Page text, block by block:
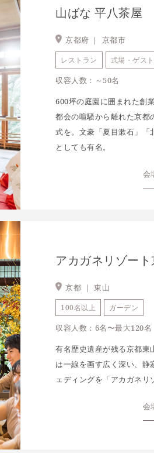
山ばな 平八茶屋
京都府 ｜ 京都市
レストラン 式場・ゲス
収容人数：～50名
600坪の庭園に囲まれた創
都会の喧騒から離れた京都
式を。文豪「夏目漱石」「
としても有名。
会
アカガネリゾー
京都 ｜ 東山
100名以上 ガーデン
収容人数：6名〜最大120名
有名歴史遺産が残る京都東
は一線を画す広く深い、静
ェディングを「アカガネリ
会